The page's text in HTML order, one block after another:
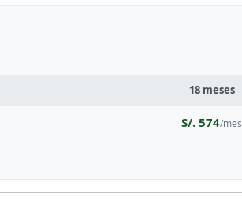
18 meses
S/. 574/mes